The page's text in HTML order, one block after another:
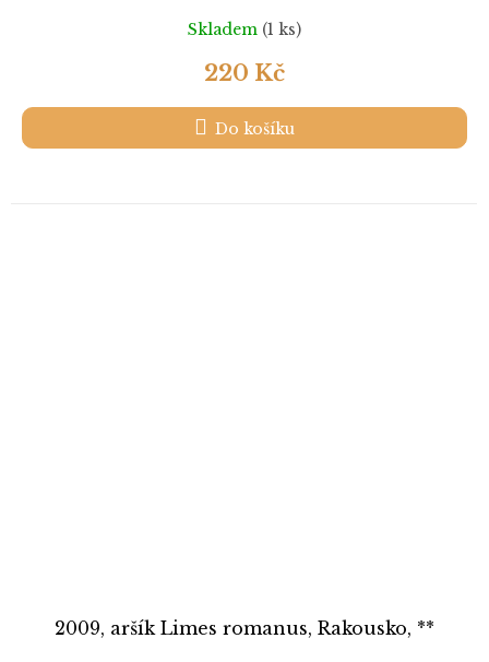
Skladem (1 ks)
220 Kč
Do košíku
2009, aršík Limes romanus, Rakousko, **